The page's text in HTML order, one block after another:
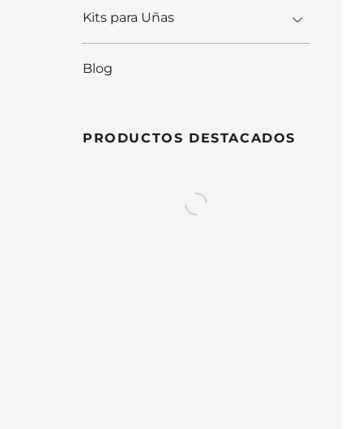
Kits para Uñas
Blog
PRODUCTOS DESTACADOS